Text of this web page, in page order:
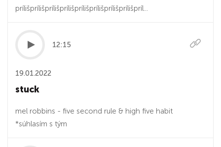
prílišprílišprílišprílišprílišprílišprílišprílišpríl...
12:15
19.01.2022
stuck
mel robbins - five second rule & high five habit
*súhlasím s tým